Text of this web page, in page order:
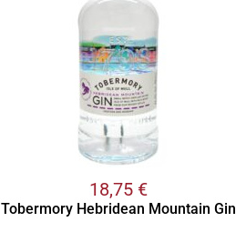
18,75 €
Tobermory Hebridean Mountain Gin